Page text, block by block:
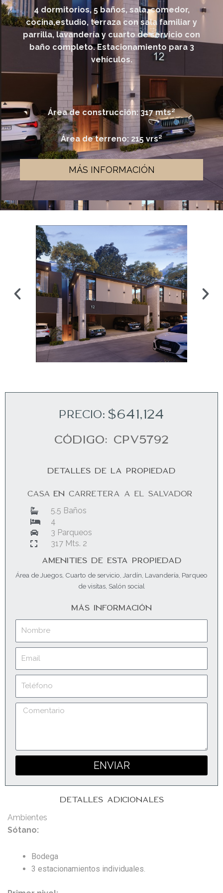
4 dormitorios, 5 baños, sala, comedor,
cocina,estudio, terraza con sala familiar y
parrilla, lavandería y cuarto de servicio con
baño completo. Estacionamiento para 3
vehículos.
Área de construcción: 317 mts²
Área de terreno: 215 vrs²
MÁS INFORMACIÓN
PRECIO: $641,124
Código: CPV5792
DETALLES DE LA PROPIEDAD
CASA EN CARRETERA A EL SALVADOR
5.5 Baños
4
3 Parqueos
317 Mts. 2
AMENITIES DE ESTA PROPIEDAD
Área de Juegos Cuarto de servicio Jardín Lavandería Parqueo
de visítas Salón social
MÁS INFORMACIÓN
Comentario
ENVIAR
DETALLES ADICIONALES
Ambientes
Sótano:
Bodega
3 estacionamientos individuales.